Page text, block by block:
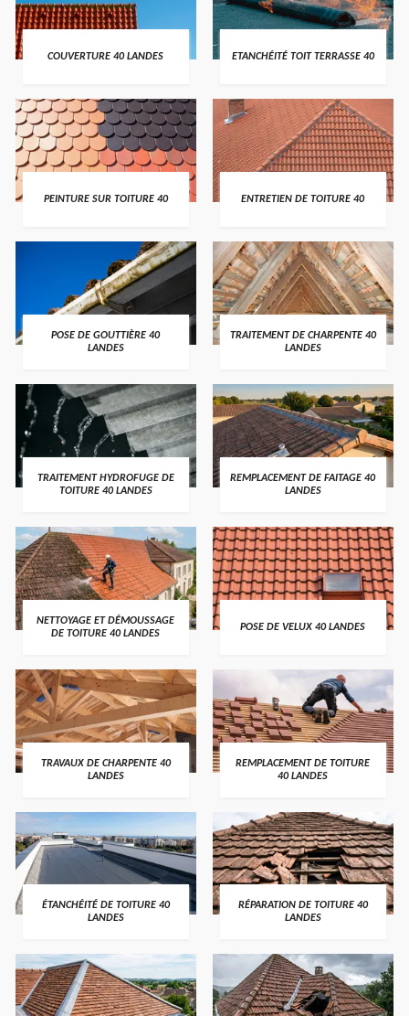
COUVERTURE 40 LANDES ETANCHÉITÉ TOIT TERRASSE 40
PEINTURE SUR TOITURE 40 ENTRETIEN DE TOITURE 40
POSE DE GOUTTIÈRE 40
LANDES
TRAITEMENT DE CHARPENTE 40
LANDES
TRAITEMENT HYDROFUGE DE
TOITURE 40 LANDES
REMPLACEMENT DE FAITAGE 40
LANDES
NETTOYAGE ET DÉMOUSSAGE
DE TOITURE 40 LANDES
POSE DE VELUX 40 LANDES
TRAVAUX DE CHARPENTE 40
LANDES
REMPLACEMENT DE TOITURE
40 LANDES
ÉTANCHÉITÉ DE TOITURE 40
LANDES
RÉPARATION DE TOITURE 40
LANDES